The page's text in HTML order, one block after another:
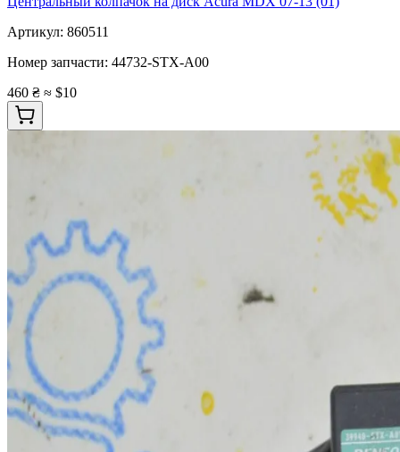
Артикул: 860511
Номер запчасти: 44732-STX-A00
460 ₴ ≈ $10